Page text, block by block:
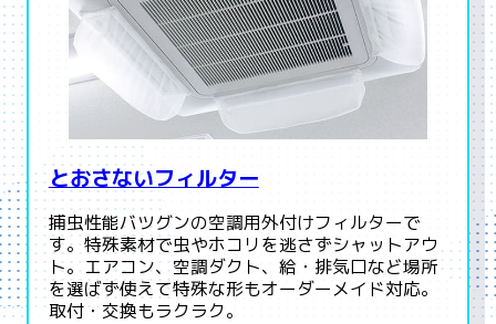
とおさないフィルター
捕虫性能バツグンの空調用外付けフィルターで
す。特殊素材で虫やホコリを逃さずシャットアウ
ト。エアコン、空調ダクト、給・排気口など場所
を選ばず使えて特殊な形もオーダーメイド対応。
取付・交換もラクラク。